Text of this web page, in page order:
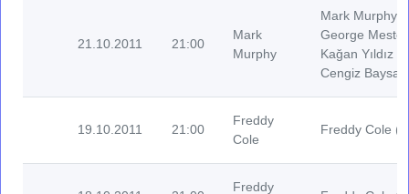
21.10.2011 21:00
Mark
Murphy
Mark Murphy
George
Kağan Yıldız
Cengiz Baysal
19.10.2011 21:00
Freddy
Cole
Freddy Cole
Freddy